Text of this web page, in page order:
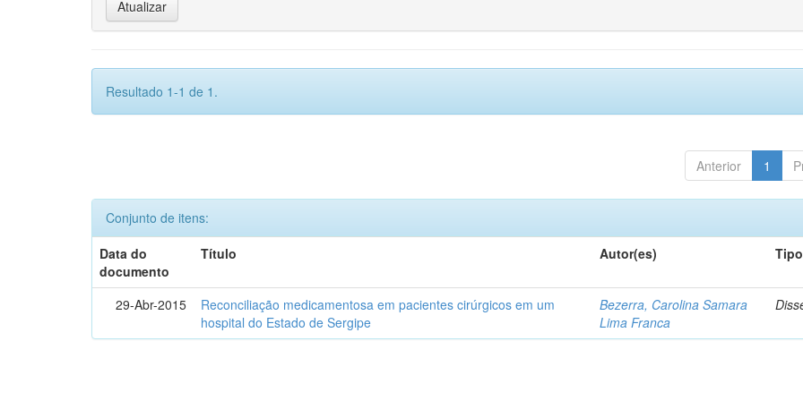
Resultado 1-1 de 1.
Anterior 1
Conjunto de itens:
Data do
documento
Título Autor(es) Tipo
29-Abr-2015
Reconciliação medicamentosa em pacientes cirúrgicos em um
hospital do Estado de Sergipe
Bezerra, Carolina Samara
Lima Franca